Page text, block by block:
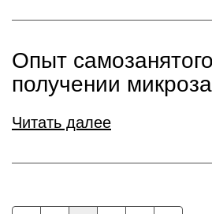
Опыт
получении
Читать далее